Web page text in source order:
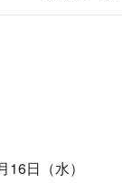
日（水）